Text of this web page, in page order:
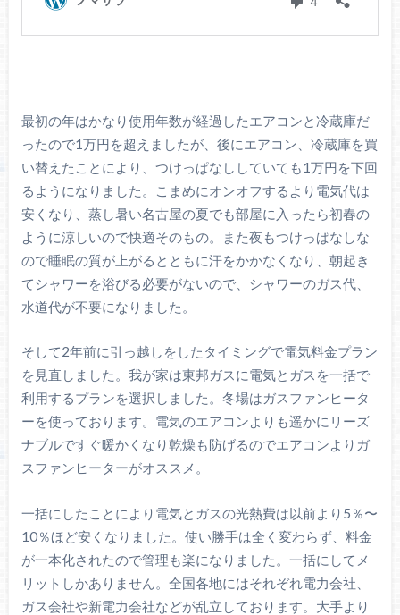
最初の年はかなり使用年数が経過したエアコンと冷蔵庫だ
ったので1万円を超えましたが、後にエアコン、冷蔵庫を買
い替えたことにより、つけっぱなししていても1万円を下回
るようになりました。こまめにオンオフするより電気代は
安くなり、蒸し暑い名古屋の夏でも部屋に入ったら初春の
ように涼しいので快適そのもの。また夜もつけっぱなしな
ので睡眠の質が上がるとともに汗をかかなくなり、朝起き
てシャワーを浴びる必要がないので、シャワーのガス代、
水道代が不要になりました。
そして2年前に引っ越しをしたタイミングで電気料金プラン
を見直しました。我が家は東邦ガスに電気とガスを一括で
利用するプランを選択しました。冬場はガスファンヒータ
ーを使っております。電気のエアコンよりも遥かにリーズ
ナブルですぐ暖かくなり乾燥も防げるのでエアコンよりガ
スファンヒーターがオススメ。
一括にしたことにより電気とガスの光熱費は以前より5％〜
10％ほど安くなりました。使い勝手は全く変わらず、料金
が一本化されたので管理も楽になりました。一括にしてメ
リットしかありません。全国各地にはそれぞれ電力会社、
ガス会社や新電力会社などが乱立しております。大手より